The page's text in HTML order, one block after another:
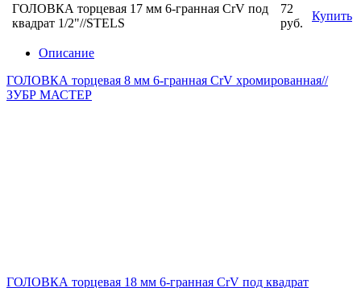
ГОЛОВКА торцевая 17 мм 6-гранная CrV под
квадрат 1/2"//STELS
72
руб.
Купить
Описание
ГОЛОВКА торцевая 8 мм 6-гранная CrV хромированная//
ЗУБР МАСТЕР
ГОЛОВКА торцевая 18 мм 6-гранная CrV под квадрат